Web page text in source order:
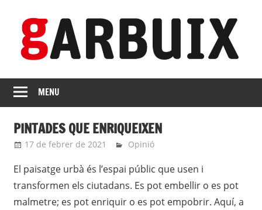
content
GARBUIX
Independent
de
Franqueses
MENU
PINTADES QUE ENRIQUEIXEN
17 de febrer de 2021 roger
Opinió
El paisatge urbà és l’espai públic que usen i
transformen els ciutadans. Es pot embellir o es pot
malmetre; es pot enriquir o es pot empobrir. Aquí, a